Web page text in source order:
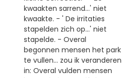
kwaakten sarrend...' niet
kwaakte. - ' De irritaties
stapelden zich op...' niet
stapelde. - Overal
begonnen mensen het park
te vullen... zou ik veranderen
in: Overal vulden mensen